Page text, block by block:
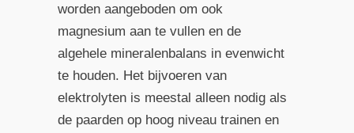
worden aangeboden om ook
magnesium aan te vullen en de
algehele mineralenbalans in evenwicht
te houden. Het bijvoeren van
elektrolyten is meestal alleen nodig als
de paarden op hoog niveau trainen en